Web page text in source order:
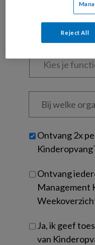
wachtwoord* *
je
Bij
welke
je?
Untitled
Ontvang 2x
Ontvang
Management
Ja, ik geef
van
Reject All